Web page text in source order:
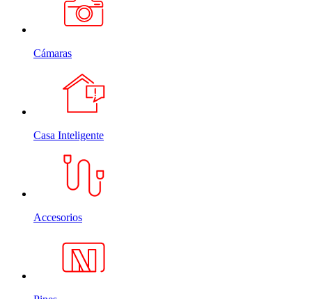
Cámaras
Casa Inteligente
Accesorios